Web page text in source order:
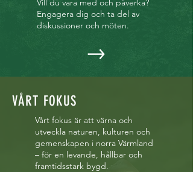
Vill du vara med och påverka?
Engagera dig och ta del av
diskussioner och möten.
VÅRT FOKUS
Vårt fokus är att värna och
utveckla naturen, kulturen och
gemenskapen i norra Värmland
– för en levande, hållbar och
framtidsstark bygd.